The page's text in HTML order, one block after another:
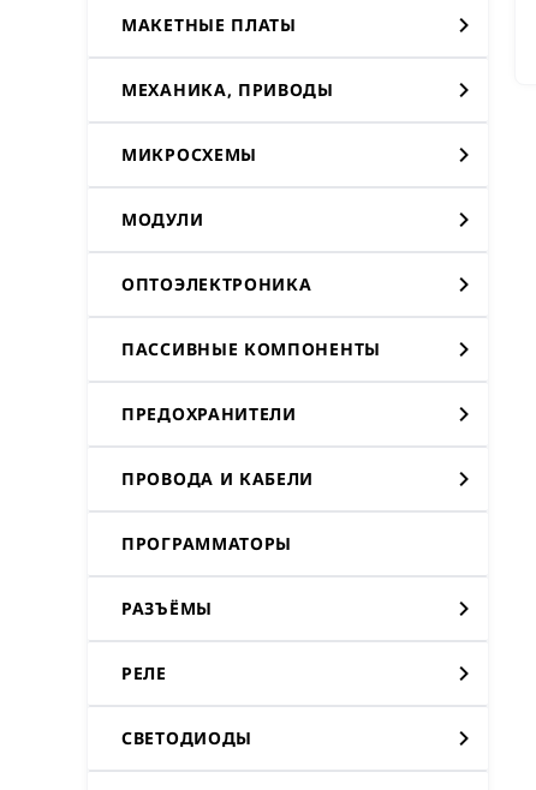
МАКЕТНЫЕ ПЛАТЫ
МЕХАНИКА, ПРИВОДЫ
МИКРОСХЕМЫ
МОДУЛИ
ОПТОЭЛЕКТРОНИКА
ПАССИВНЫЕ КОМПОНЕНТЫ
ПРЕДОХРАНИТЕЛИ
ПРОВОДА И КАБЕЛИ
ПРОГРАММАТОРЫ
РАЗЪЁМЫ
РЕЛЕ
СВЕТОДИОДЫ